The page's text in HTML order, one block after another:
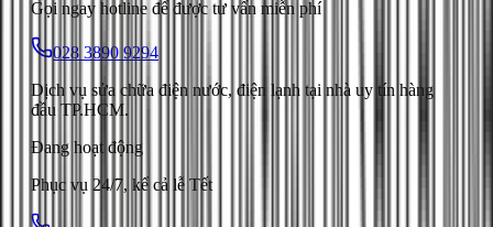
Gọi ngay hotline để được tư vấn miễn phí
028 3890 9294
Dịch vụ sửa chữa điện nước, điện lạnh tại nhà uy tín hàng
đầu TP.HCM.
Đang hoạt động
Phục vụ 24/7, kể cả lễ Tết